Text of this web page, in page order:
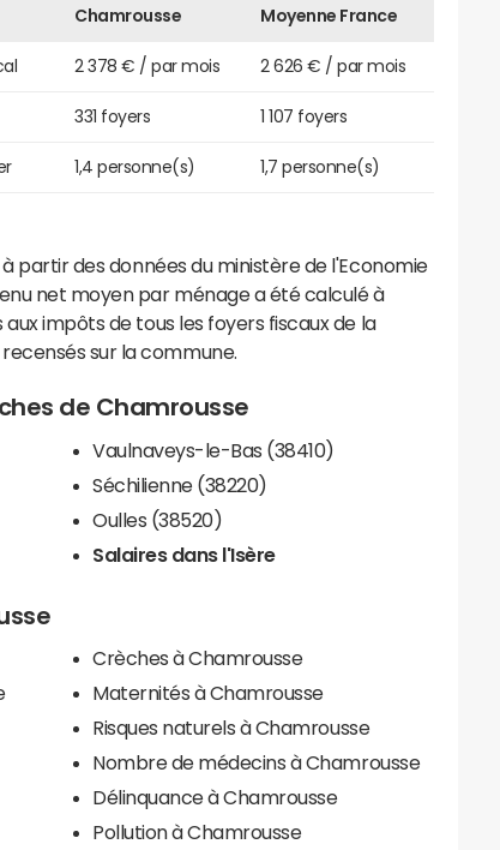
Chamrousse Moyenne France
2 378 € / par mois 2 626 € / par mois
331 foyers 1 107 foyers
1,4 personne(s) 1,7 personne(s)
partir des données du ministère de l'Economie
net moyen par ménage a été calculé à
impôts de tous les foyers fiscaux de la
sur la commune.
de Chamrousse
Vaulnaveys-le-Bas (38410)
Séchilienne (38220)
Oulles (38520)
Salaires dans l'Isère
Crèches à Chamrousse
Maternités à Chamrousse
Risques naturels à Chamrousse
Nombre de médecins à Chamrousse
Délinquance à Chamrousse
Pollution à Chamrousse